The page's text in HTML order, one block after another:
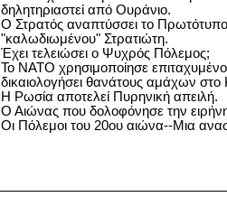
δηλητηριαστεί από Ουράνιο.
Ο Στρατός αναπτύσσει το
"καλωδιωμένου" Στρατιώτη.
Έχει τελειώσει ο Ψυχρός Πόλεμος;
Το ΝATO χρησιμοποίησε
δικαιολογήσει θανάτους αμάχων
Η Ρωσία αποτελεί Πυρηνική απειλή.
Ο Αιώνας που δολοφόνησε την
Οι Πόλεμοι του 20ου αιώνα--Μια